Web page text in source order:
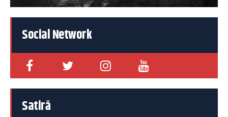
Social Network
Satiră